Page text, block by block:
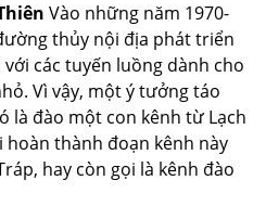
Vào những năm 1970-
thủy nội địa phát triển
các tuyến luồng dành cho
Vì vậy, một ý tưởng táo
là đào một con kênh từ Lạch
hoàn thành đoạn kênh này
hay còn gọi là kênh đào